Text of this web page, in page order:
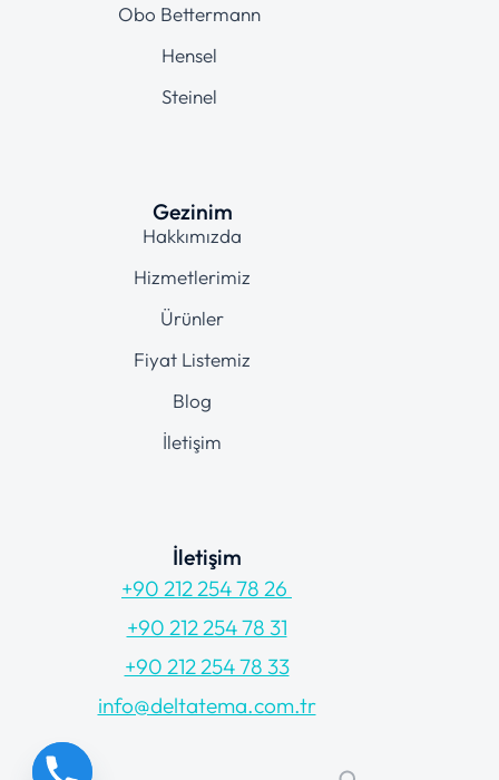
Obo Bettermann
Hensel
Steinel
Gezinim
Hakkımızda
Hizmetlerimiz
Ürünler
Fiyat Listemiz
Blog
İletişim
İletişim
+90 212 254 78 26
+90 212 254 78 31
+90 212 254 78 33
info@deltatema.com.tr